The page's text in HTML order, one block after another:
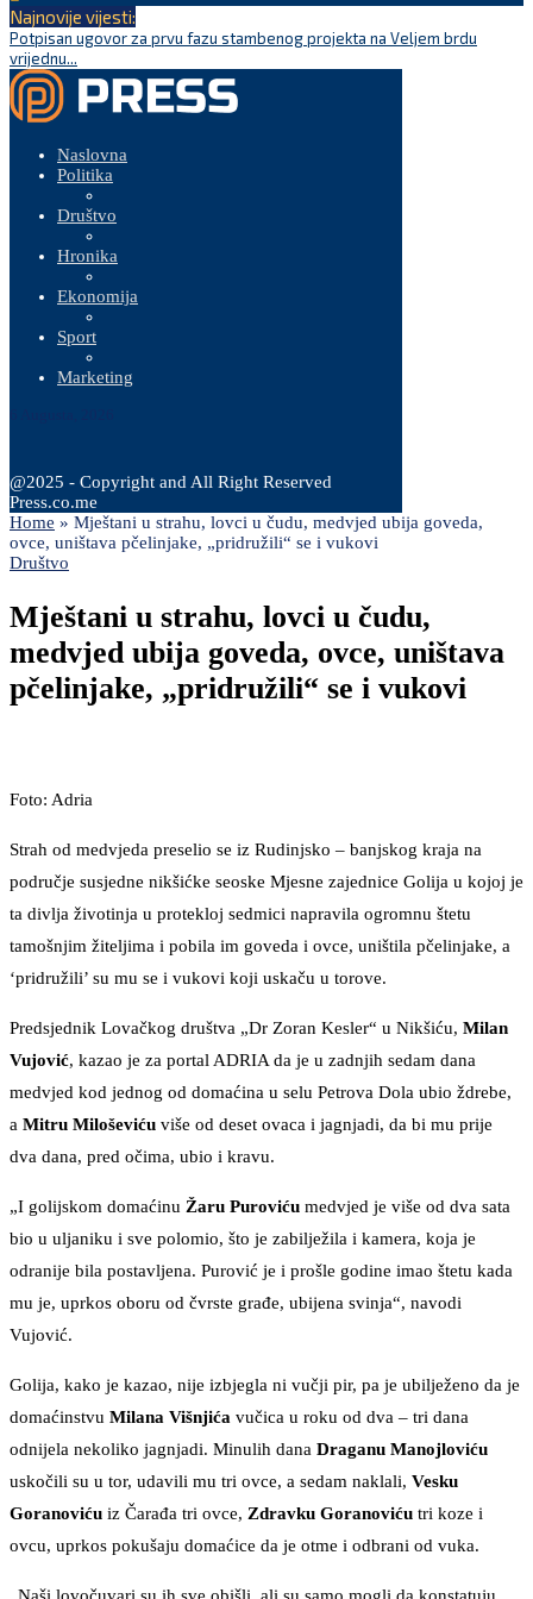
Najnovije vijesti:
Potpisan ugovor za prvu fazu stambenog projekta na Veljem brdu
vrijednu...
Naslovna
Politika
Društvo
Hronika
Ekonomija
Sport
Marketing
@2025 - Copyright and All Right Reserved
Press.co.me
Home » Mještani u strahu, lovci u čudu, medvjed ubija goveda,
ovce, uništava pčelinjake, „pridružili“ se i vukovi
Društvo
Mještani u strahu, lovci u čudu,
medvjed ubija goveda, ovce, uništava
pčelinjake, „pridružili“ se i vukovi
Foto: Adria
Strah od medvjeda preselio se iz Rudinjsko – banjskog kraja na
područje susjedne nikšićke seoske Mjesne zajednice Golija u kojoj je
ta divlja životinja u protekloj sedmici napravila ogromnu štetu
tamošnjim žiteljima i pobila im goveda i ovce, uništila pčelinjake, a
‘pridružili’ su mu se i vukovi koji uskaču u torove.
Predsjednik Lovačkog društva „Dr Zoran Kesler“ u Nikšiću, Milan
Vujović, kazao je za portal ADRIA da je u zadnjih sedam dana
medvjed kod jednog od domaćina u selu Petrova Dola ubio ždrebe,
a Mitru Miloševiću više od deset ovaca i jagnjadi, da bi mu prije
dva dana, pred očima, ubio i kravu.
„I golijskom domaćinu Žaru Puroviću medvjed je više od dva sata
bio u uljaniku i sve polomio, što je zabilježila i kamera, koja je
odranije bila postavljena. Purović je i prošle godine imao štetu kada
mu je, uprkos oboru od čvrste građe, ubijena svinja“, navodi
Vujović.
Golija, kako je kazao, nije izbjegla ni vučji pir, pa je ubilježeno da je
domaćinstvu Milana Višnjića vučica u roku od dva – tri dana
odnijela nekoliko jagnjadi. Minulih dana Draganu Manojloviću
uskočili su u tor, udavili mu tri ovce, a sedam naklali, Vesku
Goranoviću iz Čarađa tri ovce, Zdravku Goranoviću tri koze i
ovcu, uprkos pokušaju domaćice da je otme i odbrani od vuka.